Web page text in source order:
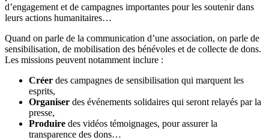
d’engagement et de campagnes importantes pour les soutenir dans
leurs actions humanitaires…
Quand on parle de la communication d’une association, on parle de
sensibilisation, de mobilisation des bénévoles et de collecte de dons.
Les missions peuvent notamment inclure :
Créer des campagnes de sensibilisation qui marquent les
esprits,
Organiser des événements solidaires qui seront relayés par la
presse,
Produire des vidéos témoignages, pour assurer la
transparence des dons…